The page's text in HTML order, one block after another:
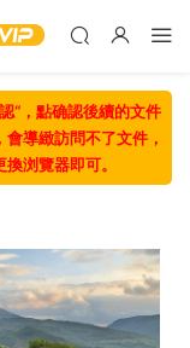
“，點确認後續的文件
導緻訪問不了文件，
浏覽器即可。